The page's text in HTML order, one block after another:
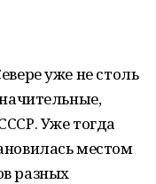
уже не столь
Уже тогда
местом
разных